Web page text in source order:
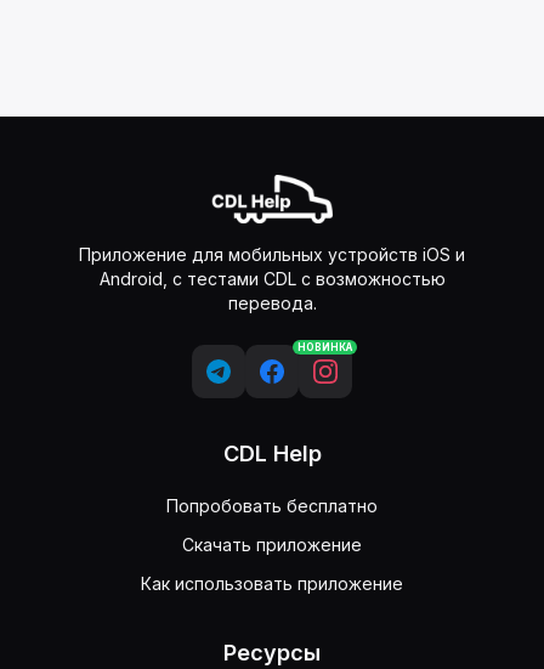
Приложение для мобильных устройств iOS и
Android, с тестами CDL с возможностью
перевода.
НОВИНКА
CDL Help
Попробовать бесплатно
Скачать приложение
Как использовать приложение
Ресурсы